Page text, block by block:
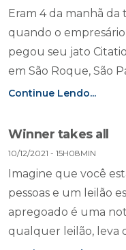
Eram 4 da manhã da
quando o empresário
pegou seu jato
em São Roque, São
Continue Lendo...
Winner takes all
10/12/2021 - 15H08MIN
Imagine que você
pessoas e um leilão
apregoado é uma
qualquer leilão, leva